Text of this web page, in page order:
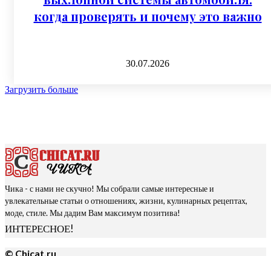
когда проверять и почему это важно
30.07.2026
Загрузить больше
Чика - с нами не скучно! Мы собрали самые интересные и
увлекательные статьи о отношениях, жизни, кулинарных рецептах,
моде, стиле. Мы дадим Вам максимум позитива!
ИНТЕРЕСНОЕ!
© Chicat.ru